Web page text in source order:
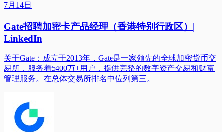
7月14日
Gate招聘加密卡产品经理（香港特别行政区）|
LinkedIn
关于Gate：成立于2013年，Gate是一家领先的全球加密货币交
易所，服务着5400万+用户，提供完整的数字资产交易和财富
管理服务。在总体交易所排名中位列第三。